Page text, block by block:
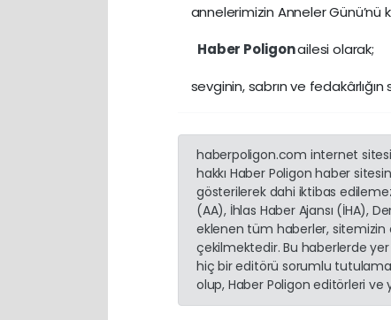
annelerimizin Anneler Günü’nü
Haber Poligonailesi olarak;
sevginin, sabrın ve
haberpoligon.com internet
hakkı Haber Poligon haber
gösterilerek dahi iktibas
(AA), İhlas Haber Ajansı (İHA),
eklenen tüm haberler, sitemizin
çekilmektedir. Bu haberlerde
hiç bir editörü sorumlu
olup, Haber Poligon editörleri